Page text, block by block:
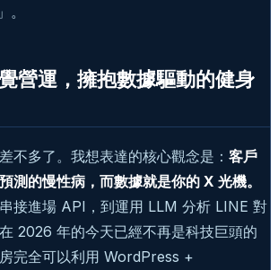
營運，擁抱數據驅動的健身
不多了。我想表達的核心觀念是： 客戶
測的慢性病，而數據就是你的 X 光機。
接進場 API，到運用 LLM 分析 LINE 對
2026 年的今天已經不再是科技巨頭的
完全可以利用 WordPress +